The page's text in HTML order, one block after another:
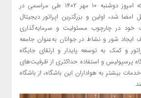
بر اساس این قرارداد که امروز دوشنبه ۱۰ مهر ۱۴۰۲ طی مراسمی در
امضا شد، اولین و بزرگترین اپراتور دیجیتال
خود در چارچوب مسئولیت و سرمایه‌گذاری
ایجاد شور و نشاط در جوانان به‌عنوان جامعه
و کمک به توسعه پایدار و ارتقای جایگاه
پرسپولیس و استفاده حداکثری از ظرفیت‌های
بیشتر به هواداران این باشگاه، از باشگاه